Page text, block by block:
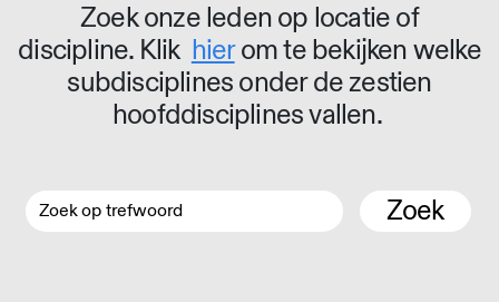
Zoek onze leden op locatie of
discipline. Klik hierom te bekijken welke
subdisciplines onder de zestien
hoofddisciplines vallen.
Zoek